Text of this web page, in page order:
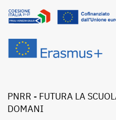
PNRR - FUTURA LA
DOMANI